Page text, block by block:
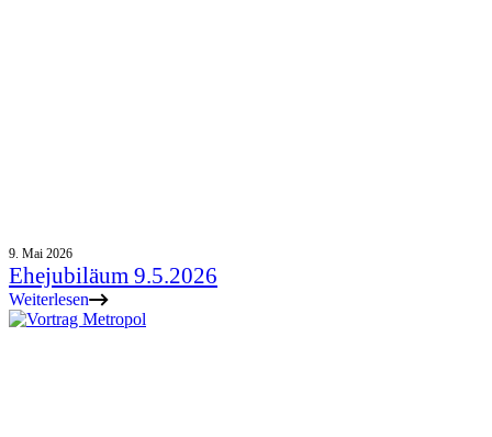
9. Mai 2026
Ehejubiläum 9.5.2026
Weiterlesen